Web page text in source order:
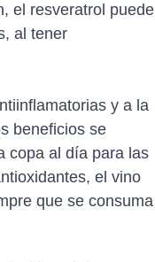
el resveratrol puede
al tener
y a la
beneficios se
copa al día para las
el vino
que se consuma